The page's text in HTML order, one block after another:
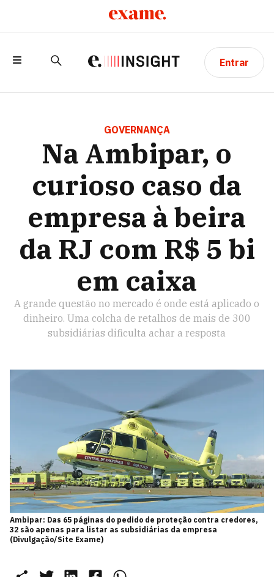
Entrar
EMPRESA À BEIRA DA RJ COM R$ 5 BI
EM CAIXA
GOVERNANÇA
Na Ambipar, o
curioso caso da
empresa à beira
da RJ com R$ 5 bi
em caixa
A grande questão no mercado é onde está aplicado o
dinheiro. Uma colcha de retalhos de mais de 300
subsidiárias dificulta achar a resposta
Ambipar: Das 65 páginas do pedido de proteção contra credores,
32 são apenas para listar as subsidiárias da empresa
(Divulgação/Site Exame)